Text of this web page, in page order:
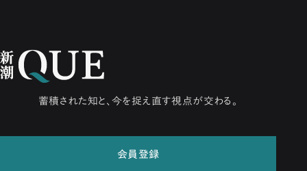
蓄積された知と、今を捉え直す視点が交わる。
会員登録